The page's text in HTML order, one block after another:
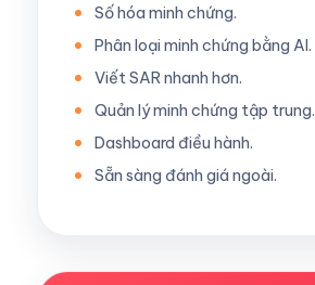
Số hóa minh chứng.
Phân loại minh chứng bằng AI.
Viết SAR nhanh hơn.
Quản lý minh chứng tập trung.
Dashboard điều hành.
Sẵn sàng đánh giá ngoài.